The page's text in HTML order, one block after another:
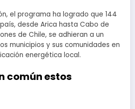
el programa ha logrado que 144
desde Arica hasta Cabo de
de Chile, se adhieran a un
municipios y sus comunidades en
energética local.
común estos